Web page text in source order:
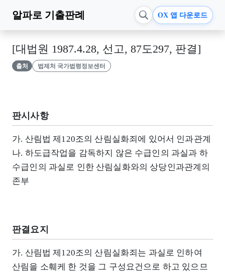
알파로 기출판례 OX 앱 다운로드
[대법원 1987.4.28, 선고, 87도297, 판결]
출처 법제처 국가법령정보센터
판시사항
가. 산림법 제120조의 산림실화죄에 있어서 인과관계
나. 하도급작업을 감독하지 않은 수급인의 과실과 하
수급인의 과실로 인한 산림실화와의 상당인과관계의
존부
판결요지
가. 산림법 제120조의 산림실화죄는 과실로 인하여
산림을 소훼케 한 것을 그 구성요건으로 하고 있으므